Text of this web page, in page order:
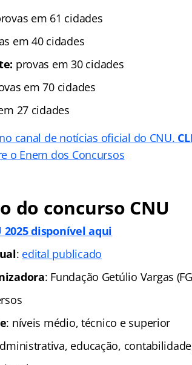
em 61 cidades
em 40 cidades
provas em 30 cidades
em 70 cidades
27 cidades
canal de notícias oficial do CNU.
o Enem dos Concursos
do concurso CNU
2025 disponível aqui
: edital publicado
: Fundação Getúlio Vargas
: níveis médio, técnico e superior
educação,